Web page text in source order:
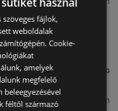
a közelben
TÁVOLSÁG
3,26 km
szöveges fájlok,
weboldalak
Cookie-
amelyek
megfelelő
beleegyezésével
féltől származó